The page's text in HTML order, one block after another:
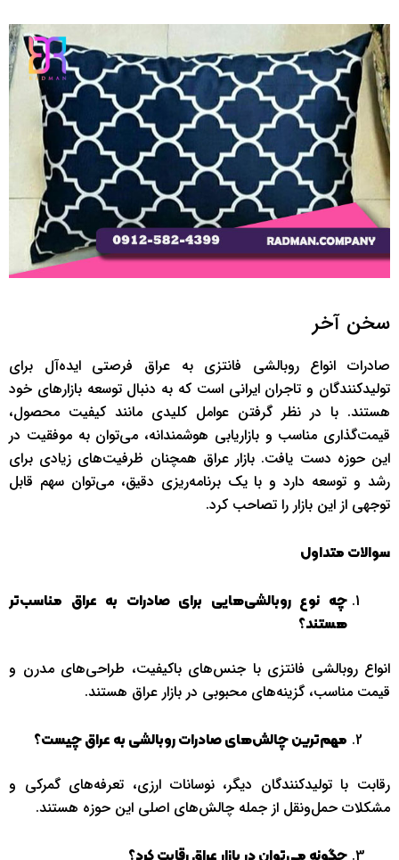
سخن آخر
صادرات انواع روبالشی فانتزی به عراق فرصتی ایده‌آل برای
تولیدکنندگان و تاجران ایرانی است که به دنبال توسعه بازارهای خود
هستند. با در نظر گرفتن عوامل کلیدی مانند کیفیت محصول،
قیمت‌گذاری مناسب و بازاریابی هوشمندانه، می‌توان به موفقیت در
این حوزه دست یافت. بازار عراق همچنان ظرفیت‌های زیادی برای
رشد و توسعه دارد و با یک برنامه‌ریزی دقیق، می‌توان سهم قابل
توجهی از این بازار را تصاحب کرد.
سوالات متداول
چه نوع روبالشی‌هایی برای صادرات به عراق مناسب‌تر
هستند؟
انواع روبالشی فانتزی با جنس‌های باکیفیت، طراحی‌های مدرن و
قیمت مناسب، گزینه‌های محبوبی در بازار عراق هستند.
مهم‌ترین چالش‌های صادرات روبالشی به عراق چیست؟
رقابت با تولیدکنندگان دیگر، نوسانات ارزی، تعرفه‌های گمرکی و
مشکلات حمل‌ونقل از جمله چالش‌های اصلی این حوزه هستند.